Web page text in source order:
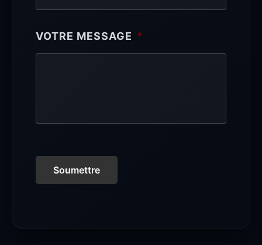
VOTRE MESSAGE *
Soumettre